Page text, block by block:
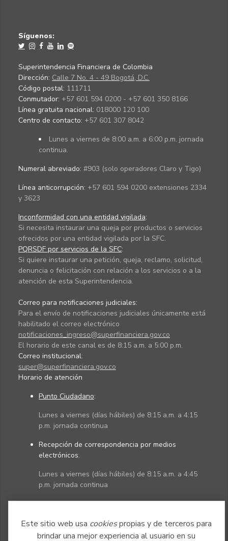
Este sitio web usa cookiespropias y de terceros para
brindar una mejor experiencia al usuario en su
Síguenos:
Superintendencia Financiera de Colombia
Dirección: Calle 7 No. 4 - 49 Bogotá, D.C.
Código postal: 111711
Conmutador: +57 601 594 0200 - +57 601 350 8166
Línea gratuita nacional: 018000 120 100
Centro de contacto: +57 601 307 8042
Lunes a viernes de 8:00 a.m. a 6:00 p.m. jornada
continua.
Numeral abreviado: #903 (solo operadores Claro y Tigo)
Línea anticorrupción: +57 601 594 0200 extensiones 2334
y 3623
Inconformidad con una entidad vigilada:
Si necesita instaurar una queja por productos o servicios
ofrecidos por una entidad vigilada por la SFC.
PQRSDF por servicios de la SFC:
Si quiere instaurar una petición, queja, reclamo, solicitud,
denuncia o felicitación con relación a los servicios o a la
atención de esta Superintendencia.
Correo para notificaciones judiciales:
Para el envío de notificaciones judiciales únicamente está
habilitado el correo electrónico
notificaciones_ingreso@superfinanciera.gov.co
El horario de este canal es de 8:15 a.m. a 5:00 p.m.
Correo institucional:
super@superfinanciera.gov.co
Horario de atención
Punto Ciudadano:
Lunes a viernes (días hábiles) de 8:15 a.m. a 4:15
p.m. jornada continua
Recepción de correspondencia por medios
electrónicos:
Lunes a viernes (días hábiles) de 8:15 a.m. a 4:45
p.m. jornada continua